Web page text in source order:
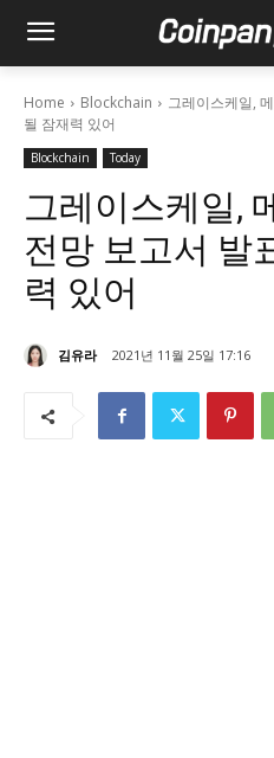
Home Blockchain
그레이스케일,
될 잠재력 있어
Blockchain Today
그레이스케일,
전망 보고서 발
력 있어
김유라 2021년 11월 25일 17:16